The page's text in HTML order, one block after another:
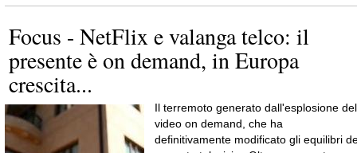
Focus - NetFlix e valanga telco: il
presente è on demand, in Europa
crescita...
Il terremoto generato dall'esplosione del
video on demand, che ha
definitivamente modificato gli equilibri